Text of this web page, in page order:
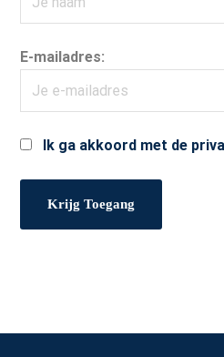
E-mailadres:
Ik ga akkoord met de